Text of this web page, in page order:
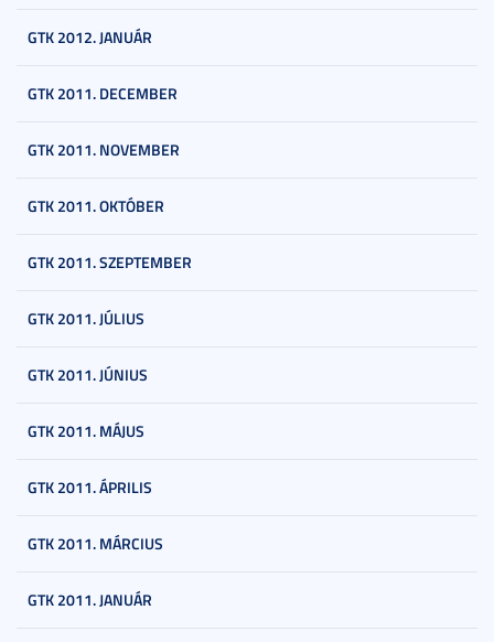
GTK 2012. JANUÁR
GTK 2011. DECEMBER
GTK 2011. NOVEMBER
GTK 2011. OKTÓBER
GTK 2011. SZEPTEMBER
GTK 2011. JÚLIUS
GTK 2011. JÚNIUS
GTK 2011. MÁJUS
GTK 2011. ÁPRILIS
GTK 2011. MÁRCIUS
GTK 2011. JANUÁR